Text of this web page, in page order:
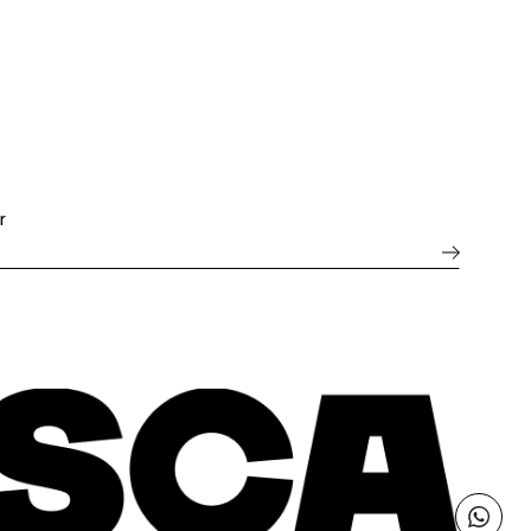
femininas mais
mangas ou textura, adicionando